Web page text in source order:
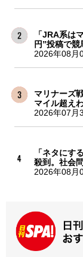
「JRA系は
円”投稿で
2026年08月
マリナーズ
マイル超え
2026年07月
「ネタにす
殺到。社会
2026年08月